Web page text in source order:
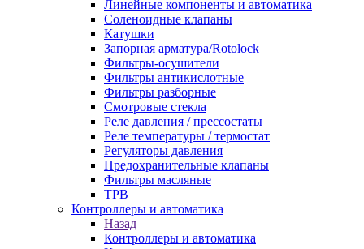
Линейные компоненты и автоматика
Соленоидные клапаны
Катушки
Запорная арматура/Rotolock
Фильтры-осушители
Фильтры антикислотные
Фильтры разборные
Смотровые стекла
Реле давления / прессостаты
Реле температуры / термостат
Регуляторы давления
Предохранительные клапаны
Фильтры масляные
ТРВ
Контроллеры и автоматика
Назад
Контроллеры и автоматика